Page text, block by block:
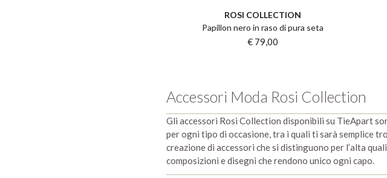
ROSI COLLECTION
Papillon nero in raso di pura seta
€ 79,00
Accessori Moda Rosi Collection
Gli accessori Rosi Collection disponibili su TieApart
per ogni tipo di occasione, tra i quali ti sarà semplice
creazione di accessori che si distinguono per l’alta
composizioni e disegni che rendono unico ogni capo.